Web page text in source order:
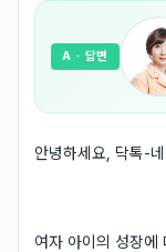
A · 답변
안녕하세요, 닥톡-
여자 아이의 성장에